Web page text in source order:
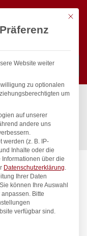
Suchen
für Profis
Line, HENDI, Profi
450x555x(H)480mm
Mit
Website weiter
zu optionalen
um
auf unserer
andere uns
werden (z. B. IP-
Inhalte oder die
Informationen über die
Datenschutzerklärung.
Ihrer Daten
Sie können Ihre Auswahl
Bitte
verfügbar sind.
für die eine